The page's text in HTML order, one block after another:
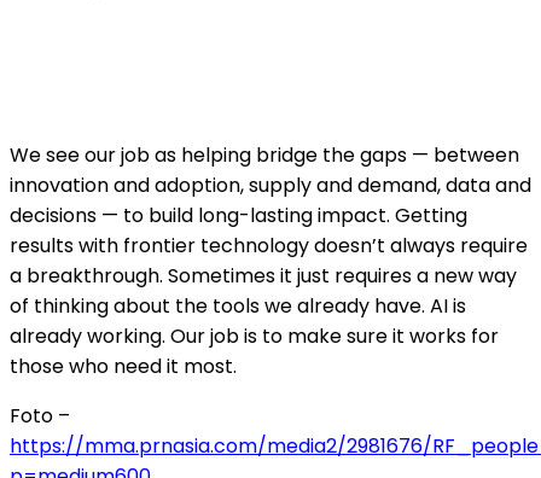
We see our job as helping bridge the gaps — between
innovation and adoption, supply and demand, data and
decisions — to build long-lasting impact. Getting
results with frontier technology doesn’t always require
a breakthrough. Sometimes it just requires a new way
of thinking about the tools we already have. AI is
already working. Our job is to make sure it works for
those who need it most.
Foto –
https://mma.prnasia.com/media2/2981676/